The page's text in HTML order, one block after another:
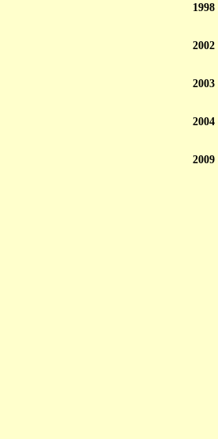
1998
2002
2003
2004
2009